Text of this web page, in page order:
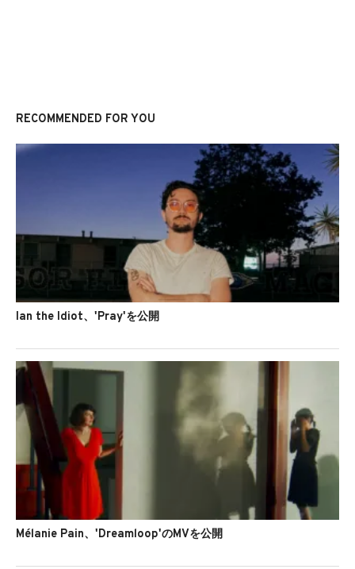
RECOMMENDED FOR YOU
Ian the Idiot、'Pray'を公開
Mélanie Pain、'Dreamloop'のMVを公開